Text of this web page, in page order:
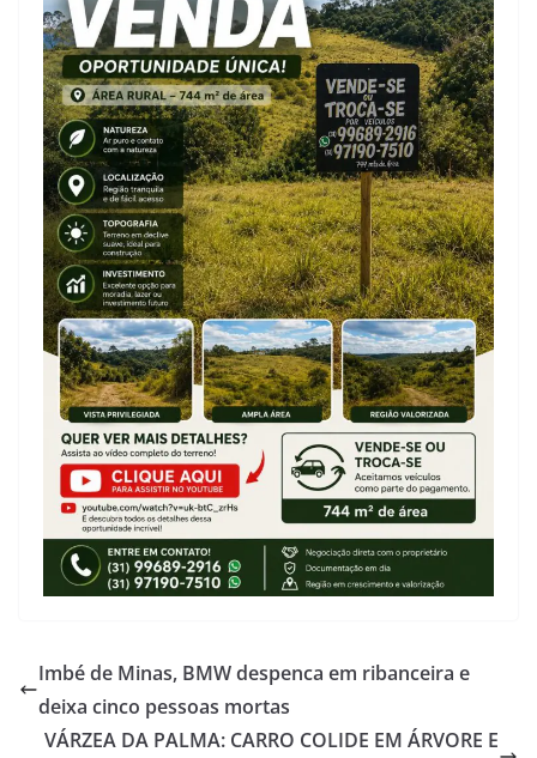
Imbé de Minas, BMW despenca em ribanceira e
deixa cinco pessoas mortas
VÁRZEA DA PALMA: CARRO COLIDE EM ÁRVORE E